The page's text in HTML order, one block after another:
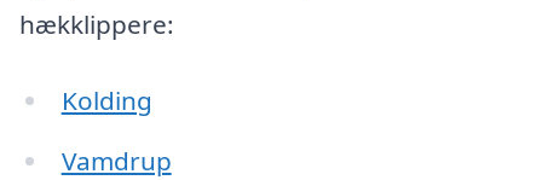
hækklippere:
Kolding
Vamdrup